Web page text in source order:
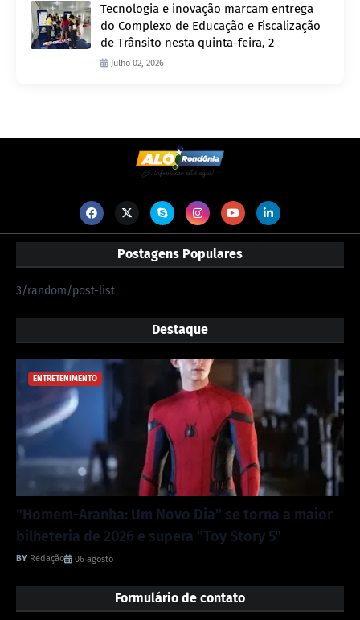
Tecnologia e inovação marcam entrega
do Complexo de Educação e Fiscalização
de Trânsito nesta quinta-feira, 2
Julho 02, 2026
Postagens Populares
3/random/post-list
Destaque
ENTRETENIMENTO
"Homem-Aranha: Um Novo Dia" se torna a maior
bilheteria de 2026 e supera "Toy Story 5"
Redação 06 agosto
Formulário de contato